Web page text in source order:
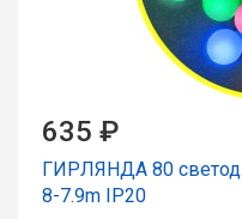
635 ₽
ГИРЛЯНДА 80
8-7.9m IP20